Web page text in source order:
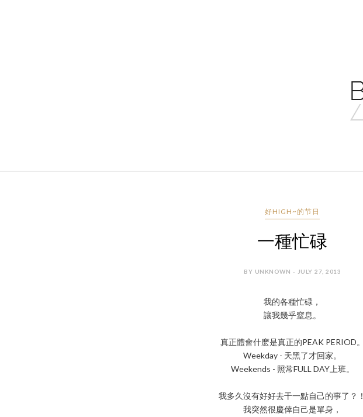
好HIGH~的节日
一種忙碌
BY UNKNOWN - JULY 27, 2013
我的各種忙碌，
讓我幾乎窒息。
真正體會什麽是真正的PEAK PERIOD。
Weekday - 天黑了才回家。
Weekends - 照常FULL DAY上班。
我多久沒有好好去干一點自己的事了？！
我突然很慶倖自己是單身，